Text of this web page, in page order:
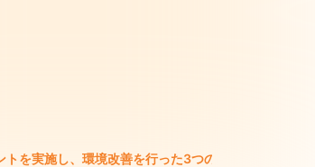
を実施し、環境改善を行った3つの自治体の事例を